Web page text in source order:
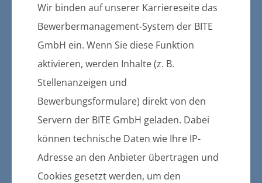
Wir binden auf unserer Karriereseite das
Bewerbermanagement-System der BITE
GmbH ein. Wenn Sie diese Funktion
aktivieren, werden Inhalte (z. B.
Stellenanzeigen und
Bewerbungsformulare) direkt von den
Servern der BITE GmbH geladen. Dabei
können technische Daten wie Ihre IP-
Adresse an den Anbieter übertragen und
Cookies gesetzt werden, um den
08.07.2020
Aufstellungsbeschluss der 2.
Änderung des
Flächennutzungsplanes
Änderung des
Aufstellungsbeschlusses zur 2.
Änderung des
Flächennutzungsplanes
Vorentwurf und Auslegung der 2.
Änderung des
Teilflächennutzungsplanes